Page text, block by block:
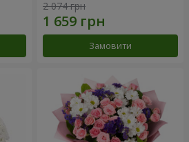
2 074 грн
Замовити